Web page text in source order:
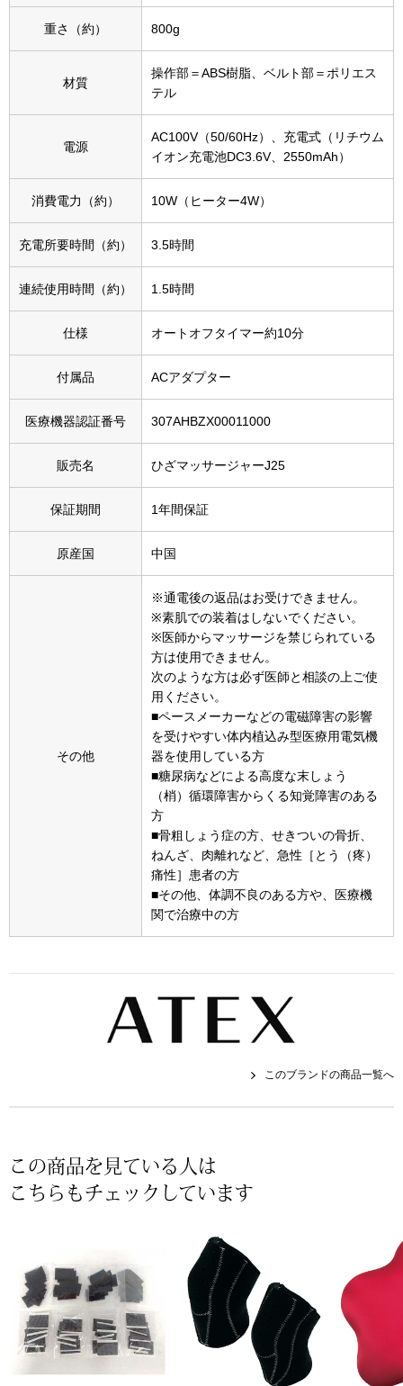
Miss Kyouko／ミスキョウコ
ランド
集
セイコー〉マウリッツハイス美術館公認フェ
ランド
集
スニーカー
ブーツ
その他
財布／小物
ウオッチ／ア
ネックレス
ブレスレット
その他
ネクタイ
和装
和装小物
重さ（約） 800g
材質
操作部＝ABS樹脂、ベルト部＝ポリエス
テル
電源
AC100V（50/60Hz）、充電式（リチウム
イオン充電池DC3.6V、2550mAh）
消費電力（約） 10W（ヒーター4W）
充電所要時間（約） 3.5時間
連続使用時間（約） 1.5時間
仕様 オートオフタイマー約10分
付属品 ACアダプター
医療機器認証番号 307AHBZX00011000
販売名 ひざマッサージャーJ25
保証期間 1年間保証
原産国 中国
その他
※通電後の返品はお受けできません。
※素肌での装着はしないでください。
※医師からマッサージを禁じられている
方は使用できません。
次のような方は必ず医師と相談の上ご使
用ください。
■ペースメーカーなどの電磁障害の影響
を受けやすい体内植込み型医療用電気機
器を使用している方
■糖尿病などによる高度な末しょう
（梢）循環障害からくる知覚障害のある
方
■骨粗しょう症の方、せきついの骨折、
ねんざ、肉離れなど、急性［とう（疼）
痛性］患者の方
■その他、体調不良のある方や、医療機
関で治療中の方
このブランドの商品一覧へ
この商品を見ている人は
こちらもチェックしています